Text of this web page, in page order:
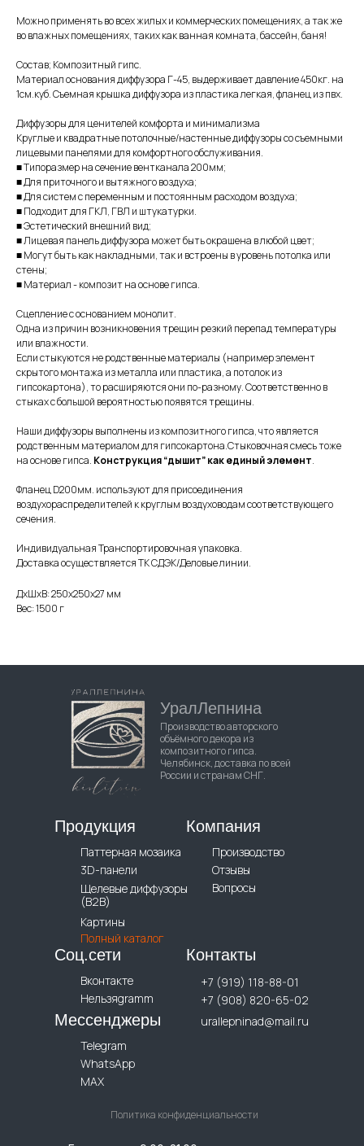
Можно применять во всех жилых и коммерческих помещениях, а так же
во влажных помещениях, таких как ванная комната, бассейн, баня!
Состав; Композитный гипс.
Материал основания диффузора Г-45, выдерживает давление 450кг. на
1см.куб. Съемная крышка диффузора из пластика легкая, фланец из пвх.
Диффузоры для ценителей комфорта и минимализма
Круглые и квадратные потолочные/настенные диффузоры со съемными
лицевыми панелями для комфортного обслуживания.
■ Типоразмер на сечение вентканала 200мм;
■ Для приточного и вытяжного воздуха;
■ Для систем с переменным и постоянным расходом воздуха;
■ Подходит для ГКЛ, ГВЛ и штукатурки.
■ Эстетический внешний вид;
■ Лицевая панель диффузора может быть окрашена в любой цвет;
■ Могут быть как накладными, так и встроены в уровень потолка или
стены;
■ Материал - композит на основе гипса.
Сцепление с основанием монолит.
Одна из причин возникновения трещин резкий перепад температуры
или влажности.
Если стыкуются не родственные материалы (например элемент
скрытого монтажа из металла или пластика, а потолок из
гипсокартона), то расширяются они по-разному. Соответственно в
стыках с большой вероятностью появятся трещины.
Наши диффузоры выполнены из композитного гипса, что является
родственным материалом для гипсокартона.Стыковочная смесь тоже
на основе гипса. Конструкция “дышит” как единый элемент.
Фланец D200мм. используют для присоединения
воздухораспределителей к круглым воздуховодам соответствующего
сечения.
Индивидуальная Транспортировочная упаковка.
Доставка осуществляется ТК СДЭК/Деловые линии.
ДxШxВ: 250x250x27 мм
Вес: 1500 г
Паттерная мозаика
3D-панели
Щелевые диффузоры
(B2B)
Картины
Полный каталог
УралЛепнина
Продукция
+7 (919) 118-88-01
+7 (908) 820-65-02
urallepninad@mail.ru
Политика конфиденциальности
Контакты
Производство
Отзывы
Вопросы
Компания
Вконтакте
Нельзяgramm
Соц.сети
Telegram
WhatsApp
MAX
Мессенджеры
Производство авторского
объёмного декора из
композитного гипса.
Челябинск, доставка по всей
России и странам СНГ.